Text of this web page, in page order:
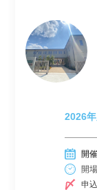
2026
開
開
申